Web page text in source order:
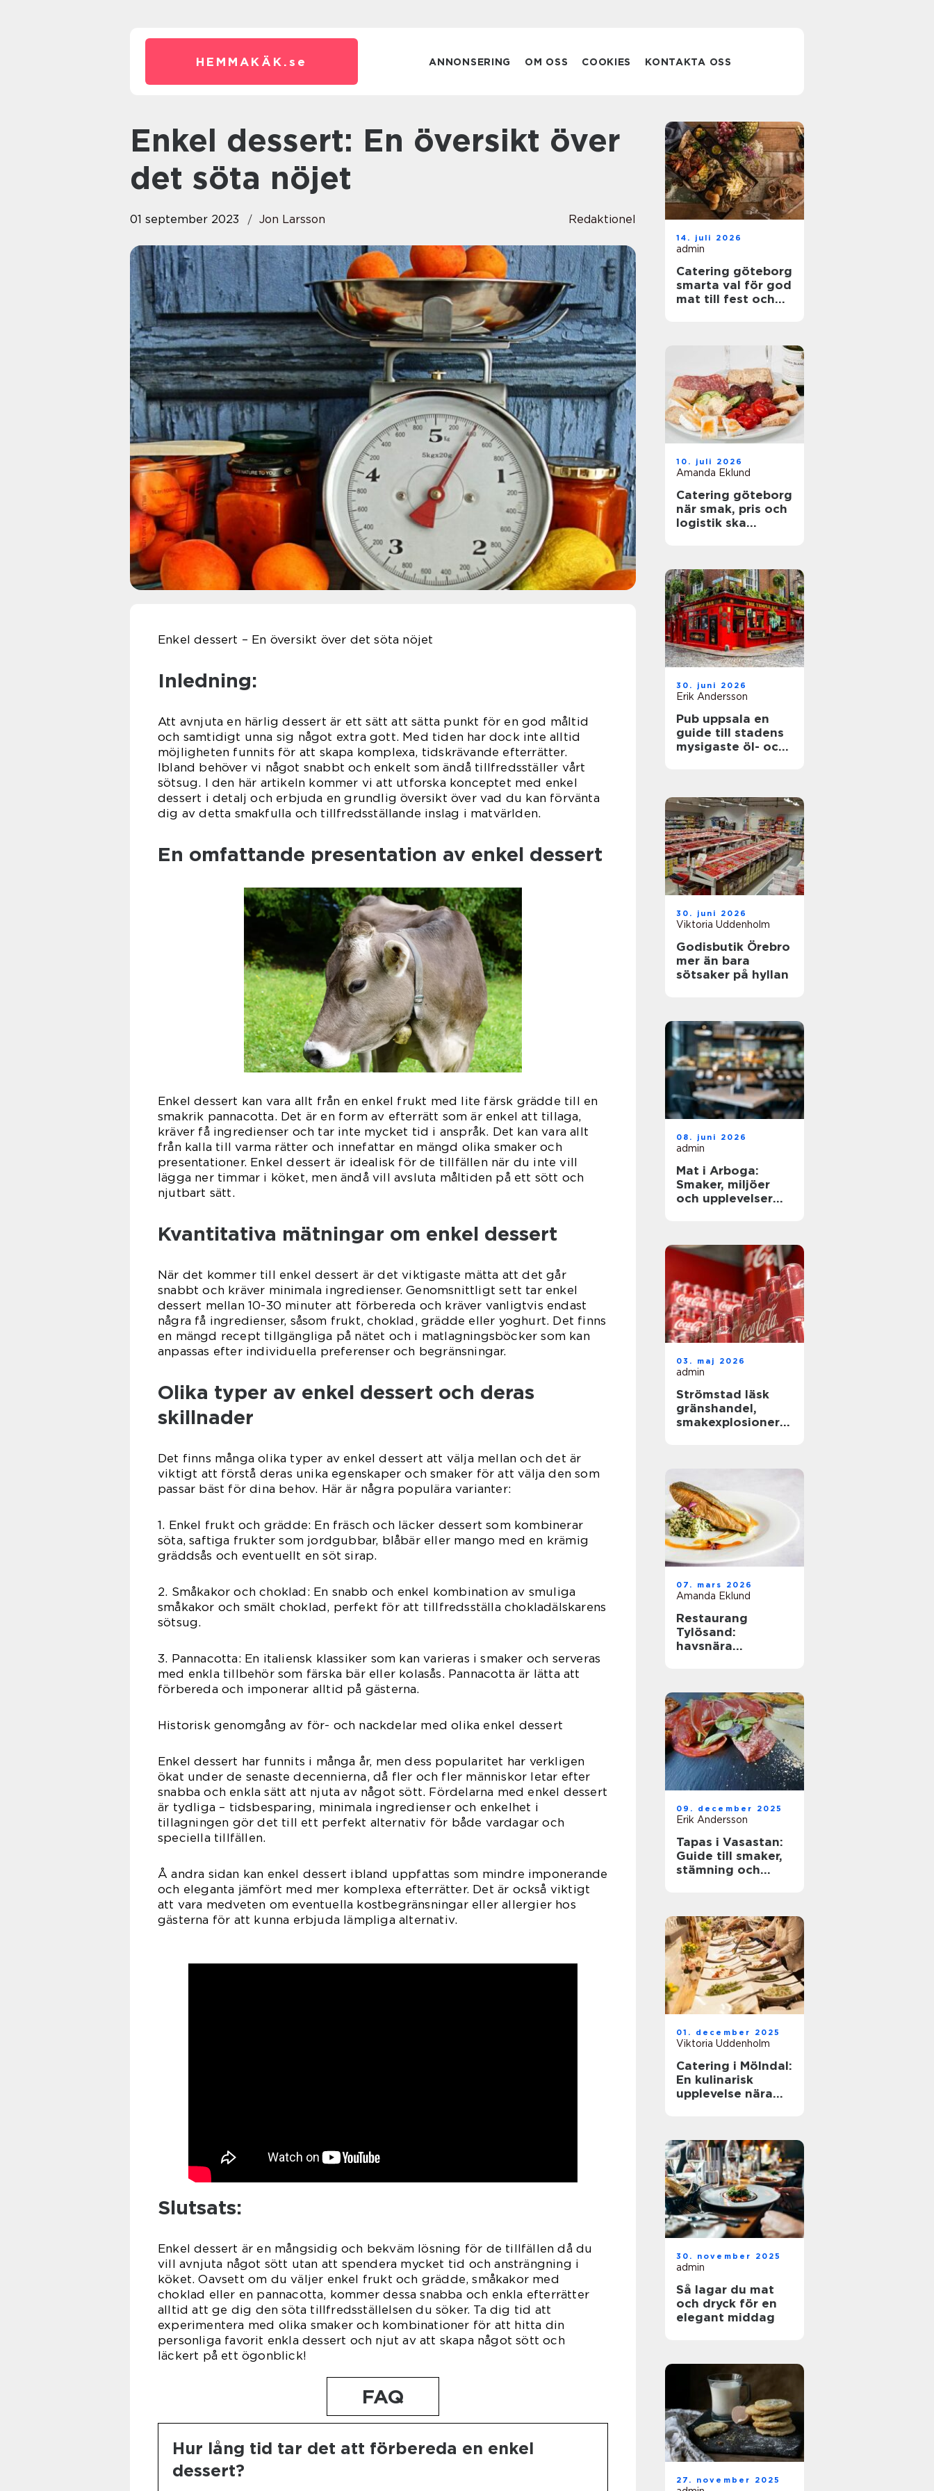
HEMMAKÄK. se ANNONSERING OM OSS COOKIES KONTAKTA OSS
Enkel dessert: En översikt över
det söta nöjet
01 september 2023 Jon Larsson Redaktionel
Enkel dessert – En översikt över det söta nöjet
Inledning:
Att avnjuta en härlig dessert är ett sätt att sätta punkt för en god måltid
och samtidigt unna sig något extra gott. Med tiden har dock inte alltid
möjligheten funnits för att skapa komplexa, tidskrävande efterrätter.
Ibland behöver vi något snabbt och enkelt som ändå tillfredsställer vårt
sötsug. I den här artikeln kommer vi att utforska konceptet med enkel
dessert i detalj och erbjuda en grundlig översikt över vad du kan förvänta
dig av detta smakfulla och tillfredsställande inslag i matvärlden.
En omfattande presentation av enkel dessert
Enkel dessert kan vara allt från en enkel frukt med lite färsk grädde till en
smakrik pannacotta. Det är en form av efterrätt som är enkel att tillaga,
kräver få ingredienser och tar inte mycket tid i anspråk. Det kan vara allt
från kalla till varma rätter och innefattar en mängd olika smaker och
presentationer. Enkel dessert är idealisk för de tillfällen när du inte vill
lägga ner timmar i köket, men ändå vill avsluta måltiden på ett sött och
njutbart sätt.
Kvantitativa mätningar om enkel dessert
När det kommer till enkel dessert är det viktigaste mätta att det går
snabbt och kräver minimala ingredienser. Genomsnittligt sett tar enkel
dessert mellan 10-30 minuter att förbereda och kräver vanligtvis endast
några få ingredienser, såsom frukt, choklad, grädde eller yoghurt. Det finns
en mängd recept tillgängliga på nätet och i matlagningsböcker som kan
anpassas efter individuella preferenser och begränsningar.
Olika typer av enkel dessert och deras
skillnader
Det finns många olika typer av enkel dessert att välja mellan och det är
viktigt att förstå deras unika egenskaper och smaker för att välja den som
passar bäst för dina behov. Här är några populära varianter:
1. Enkel frukt och grädde: En fräsch och läcker dessert som kombinerar
söta, saftiga frukter som jordgubbar, blåbär eller mango med en krämig
gräddsås och eventuellt en söt sirap.
2. Småkakor och choklad: En snabb och enkel kombination av smuliga
småkakor och smält choklad, perfekt för att tillfredsställa chokladälskarens
sötsug.
3. Pannacotta: En italiensk klassiker som kan varieras i smaker och serveras
med enkla tillbehör som färska bär eller kolasås. Pannacotta är lätta att
förbereda och imponerar alltid på gästerna.
Historisk genomgång av för- och nackdelar med olika enkel dessert
Enkel dessert har funnits i många år, men dess popularitet har verkligen
ökat under de senaste decennierna, då fler och fler människor letar efter
snabba och enkla sätt att njuta av något sött. Fördelarna med enkel dessert
är tydliga – tidsbesparing, minimala ingredienser och enkelhet i
tillagningen gör det till ett perfekt alternativ för både vardagar och
speciella tillfällen.
Å andra sidan kan enkel dessert ibland uppfattas som mindre imponerande
och eleganta jämfört med mer komplexa efterrätter. Det är också viktigt
att vara medveten om eventuella kostbegränsningar eller allergier hos
gästerna för att kunna erbjuda lämpliga alternativ.
Slutsats:
Enkel dessert är en mångsidig och bekväm lösning för de tillfällen då du
vill avnjuta något sött utan att spendera mycket tid och ansträngning i
köket. Oavsett om du väljer enkel frukt och grädde, småkakor med
choklad eller en pannacotta, kommer dessa snabba och enkla efterrätter
alltid att ge dig den söta tillfredsställelsen du söker. Ta dig tid att
experimentera med olika smaker och kombinationer för att hitta din
personliga favorit enkla dessert och njut av att skapa något sött och
läckert på ett ögonblick!
FAQ
Hur lång tid tar det att förbereda en enkel
dessert?
14. juli 2026
admin
Catering göteborg
smarta val för god
mat till fest och
10. juli 2026
Amanda Eklund
Catering göteborg
när smak, pris och
logistik ska
30. juni 2026
Erik Andersson
Pub uppsala en
guide till stadens
mysigaste öl- och
30. juni 2026
Viktoria Uddenholm
Godisbutik Örebro
mer än bara
sötsaker på hyllan
08. juni 2026
admin
Mat i Arboga:
Smaker, miljöer
och upplevelser
03. maj 2026
admin
Strömstad läsk
gränshandel,
smakexplosioner
07. mars 2026
Amanda Eklund
Restaurang
Tylösand:
havsnära
09. december 2025
Erik Andersson
Tapas i Vasastan:
Guide till smaker,
stämning och
01. december 2025
Viktoria Uddenholm
Catering i Mölndal:
En kulinarisk
upplevelse nära
30. november 2025
admin
Så lagar du mat
och dryck för en
elegant middag
27. november 2025